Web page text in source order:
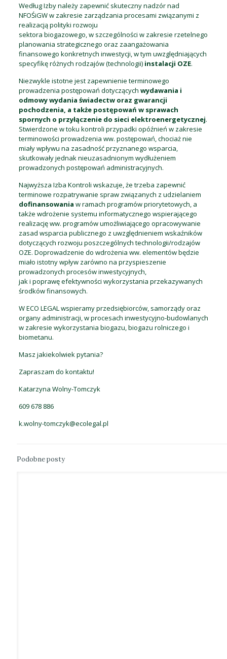
Według Izby należy zapewnić skuteczny nadzór nad
NFOŚiGW w zakresie zarządzania procesami związanymi z
realizacją polityki rozwoju
sektora biogazowego, w szczególności w zakresie rzetelnego
planowania strategicznego oraz zaangażowania
finansowego konkretnych inwestycji, w tym uwzględniających
specyfikę różnych rodzajów (technologii) instalacji OZE.
Niezwykle istotne jest zapewnienie terminowego
prowadzenia postępowań dotyczących wydawania i
odmowy wydania świadectw oraz gwarancji
pochodzenia, a także postępowań w sprawach
spornych o przyłączenie do sieci elektroenergetycznej.
Stwierdzone w toku kontroli przypadki opóźnień w zakresie
terminowości prowadzenia ww. postępowań, chociaż nie
miały wpływu na zasadność przyznanego wsparcia,
skutkowały jednak nieuzasadnionym wydłużeniem
prowadzonych postępowań administracyjnych.
Najwyższa Izba Kontroli wskazuje, że trzeba zapewnić
terminowe rozpatrywanie spraw związanych z udzielaniem
dofinansowania w ramach programów priorytetowych, a
także wdrożenie systemu informatycznego wspierającego
realizację ww. programów umożliwiającego opracowywanie
zasad wsparcia publicznego z uwzględnieniem wskaźników
dotyczących rozwoju poszczególnych technologii/rodzajów
OZE. Doprowadzenie do wdrożenia ww. elementów będzie
miało istotny wpływ zarówno na przyspieszenie
prowadzonych procesów inwestycyjnych,
jak i poprawę efektywności wykorzystania przekazywanych
środków finansowych.
W ECO LEGAL wspieramy przedsiębiorców, samorządy oraz
organy administracji, w procesach inwestycyjno-budowlanych
w zakresie wykorzystania biogazu, biogazu rolniczego i
biometanu.
Masz jakiekolwiek pytania?
Zapraszam do kontaktu!
Katarzyna Wolny-Tomczyk
609 678 886
k.wolny-tomczyk@ecolegal.pl
Podobne posty